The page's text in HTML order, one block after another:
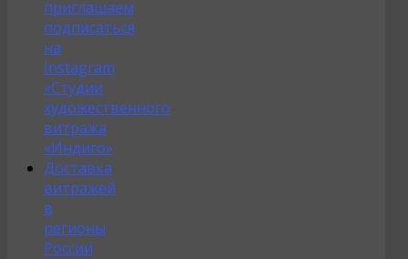
приглашаем
подписаться
на
Instagram
«Студии
художественного
витража
«Индиго»
Доставка
витражей
в
регионы
России